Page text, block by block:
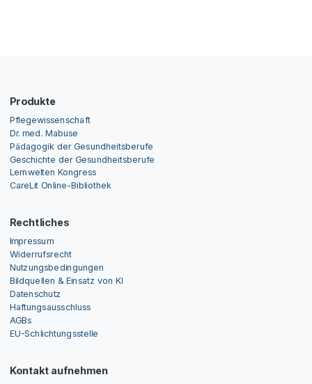
Produkte
Pflegewissenschaft
Dr. med. Mabuse
Pädagogik der Gesundheitsberufe
Geschichte der Gesundheitsberufe
Lernwelten Kongress
CareLit Online-Bibliothek
Rechtliches
Impressum
Widerrufsrecht
Nutzungsbedingungen
Bildquellen & Einsatz von KI
Datenschutz
Haftungsausschluss
AGBs
EU-Schlichtungsstelle
Kontakt aufnehmen